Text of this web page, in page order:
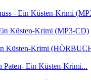
- Ein Küsten-Krimi
Küsten-Krimi (MP3-CD)
Küsten-Krimi
Paten- Ein Küsten-Krimi...